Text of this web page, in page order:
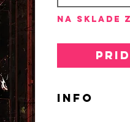
Na sklade
INFO